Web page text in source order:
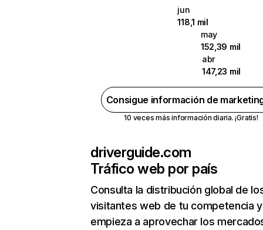
jun
118,1 mil
may
152,39 mil
abr
147,23 mil
Consigue información de
10 veces más información diaria. ¡Gratis!
driverguide.com
Tráfico web por país
Consulta la distribución global de
visitantes web de tu competencia y
empieza a aprovechar los